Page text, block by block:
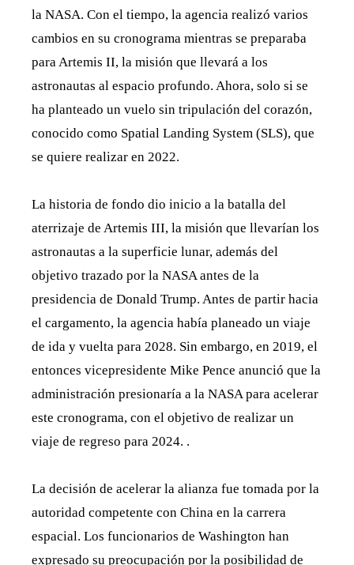
la NASA. Con el tiempo, la agencia realizó varios
cambios en su cronograma mientras se preparaba
para Artemis II, la misión que llevará a los
astronautas al espacio profundo. Ahora, solo si se
ha planteado un vuelo sin tripulación del corazón,
conocido como Spatial Landing System (SLS), que
se quiere realizar en 2022.
La historia de fondo dio inicio a la batalla del
aterrizaje de Artemis III, la misión que llevarían los
astronautas a la superficie lunar, además del
objetivo trazado por la NASA antes de la
presidencia de Donald Trump. Antes de partir hacia
el cargamento, la agencia había planeado un viaje
de ida y vuelta para 2028. Sin embargo, en 2019, el
entonces vicepresidente Mike Pence anunció que la
administración presionaría a la NASA para acelerar
este cronograma, con el objetivo de realizar un
viaje de regreso para 2024. .
La decisión de acelerar la alianza fue tomada por la
autoridad competente con China en la carrera
espacial. Los funcionarios de Washington han
expresado su preocupación por la posibilidad de